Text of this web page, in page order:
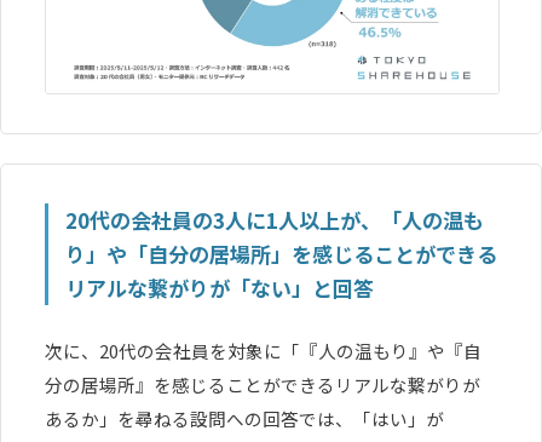
20代の会社員の3人に1人以上が、「人の温も
り」や「自分の居場所」を感じることができる
リアルな繋がりが「ない」と回答
次に、20代の会社員を対象に「『人の温もり』や『自
分の居場所』を感じることができるリアルな繋がりが
あるか」を尋ねる設問への回答では、「はい」が